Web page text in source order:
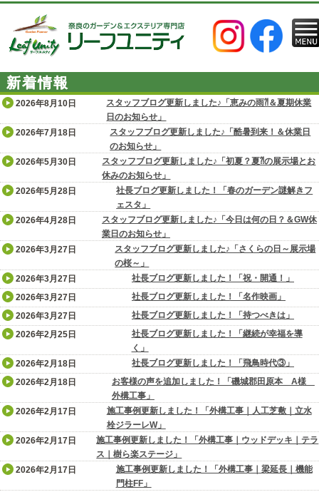
新着情報
2026年8月10日
スタッフブログ更新しました♪「恵みの雨⁈＆夏期休業
日のお知らせ」
2026年7月18日
スタッフブログ更新しました♪「酷暑到来！＆休業日
のお知らせ」
2026年5月30日
スタッフブログ更新しました♪「初夏？夏⁈の展示場とお
休みのお知らせ」
2026年5月28日
社長ブログ更新しました！「春のガーデン謎解きフ
ェスタ」
2026年4月28日
スタッフブログ更新しました♪「今日は何の日？＆GW休
業日のお知らせ」
2026年3月27日
スタッフブログ更新しました♪「さくらの日～展示場
の桜～」
2026年3月27日
社長ブログ更新しました！「祝・開通！」
2026年3月27日
社長ブログ更新しました！「名作映画」
2026年3月27日
社長ブログ更新しました！「持つべきは」
2026年2月25日
社長ブログ更新しました！「継続が幸福を導
く」
2026年2月18日
社長ブログ更新しました！「飛鳥時代③」
2026年2月18日
お客様の声を追加しました！「磯城郡田原本 A様
外構工事」
2026年2月17日
施工事例更新しました！「外構工事｜人工芝敷｜立水
栓ジラーレW」
2026年2月17日
施工事例更新しました！「外構工事｜ウッドデッキ｜テラ
ス｜樹ら楽ステージ」
2026年2月17日
施工事例更新しました！「外構工事｜梁延長｜機能
門柱FF」